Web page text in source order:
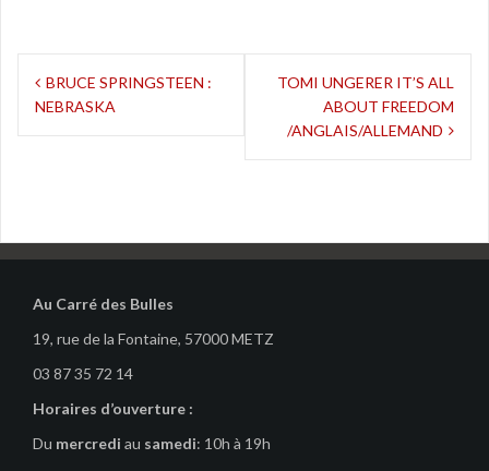
Navigation
de
BRUCE SPRINGSTEEN :
NEBRASKA
TOMI UNGERER IT’S ALL
ABOUT FREEDOM
/ANGLAIS/ALLEMAND
Au Carré des Bulles
19, rue de la Fontaine, 57000 METZ
03 87 35 72 14
Horaires d’ouverture :
Du mercredi au samedi: 10h à 19h